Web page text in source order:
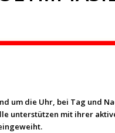
um die Uhr, bei Tag und
unterstützen mit ihrer